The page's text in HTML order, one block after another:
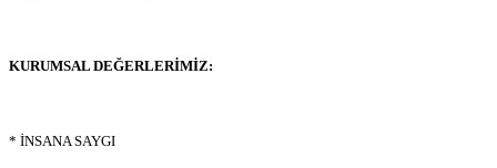
KURUMSAL DEĞERLERİMİZ:
* İNSANA SAYGI